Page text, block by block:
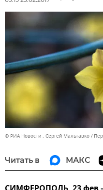
© РИА Новости . Сергей Мальгавко
Читать в МАКС